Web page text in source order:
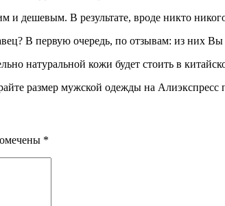
и дешевым. В результате, вроде никто
В первую очередь, по отзывам: из них
натуральной кожи будет стоить в
размер мужской одежды на Алиэкспресс
*